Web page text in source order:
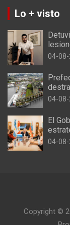
Lo + visto
04-
04-
El
04-
Copyright ©